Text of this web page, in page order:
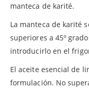
manteca de karité.
La manteca de karité
superiores a 45º
introducirlo en el
El aceite esencial de
formulación. No